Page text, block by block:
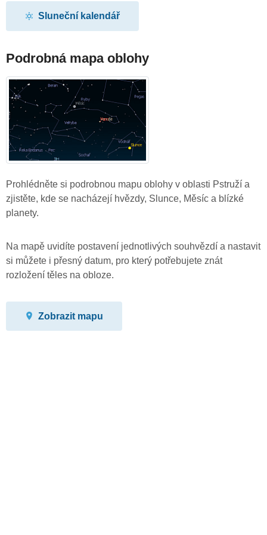
Sluneční kalendář
Podrobná mapa oblohy
Prohlédněte si podrobnou mapu oblohy v oblasti Pstruží a
zjistěte, kde se nacházejí hvězdy, Slunce, Měsíc a blízké
planety.
Na mapě uvidíte postavení jednotlivých souhvězdí a nastavit
si můžete i přesný datum, pro který potřebujete znát
rozložení těles na obloze.
Zobrazit mapu